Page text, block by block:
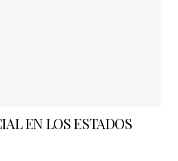
EN LOS ESTADOS